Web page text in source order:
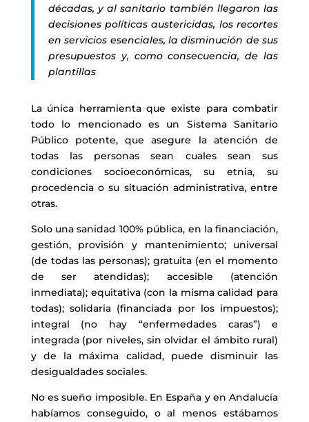
décadas, y al sanitario también llegaron las
decisiones políticas austericidas, los recortes
en servicios esenciales, la disminución de sus
presupuestos y, como consecuencia, de las
plantillas
La única herramienta que existe para combatir
todo lo mencionado es un Sistema Sanitario
Público potente, que asegure la atención de
todas las personas sean cuales sean sus
condiciones socioeconómicas, su etnia, su
procedencia o su situación administrativa, entre
otras.
Solo una sanidad 100% pública, en la financiación,
gestión, provisión y mantenimiento; universal
(de todas las personas); gratuita (en el momento
de ser atendidas); accesible (atención
inmediata); equitativa (con la misma calidad para
todas); solidaria (financiada por los impuestos);
integral (no hay “enfermedades caras”) e
integrada (por niveles, sin olvidar el ámbito rural)
y de la máxima calidad, puede disminuir las
desigualdades sociales.
No es sueño imposible. En España y en Andalucía
habíamos conseguido, o al menos estábamos